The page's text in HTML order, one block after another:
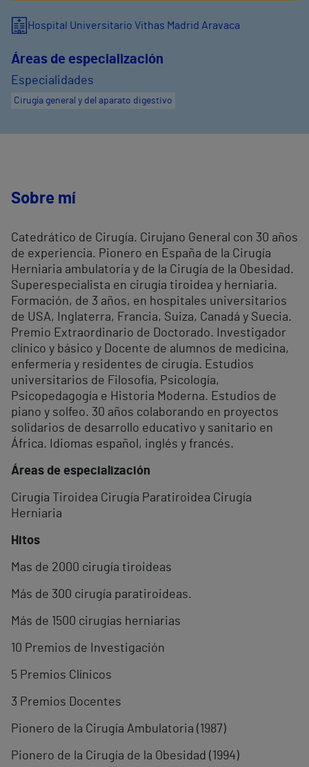
Hospital Universitario Vithas Madrid Aravaca
Áreas de especialización
Especialidades
Cirugía general y del aparato digestivo
Sobre mí
Catedrático de Cirugía. Cirujano General con 30 años
de experiencia. Pionero en España de la Cirugía
Herniaria ambulatoria y de la Cirugía de la Obesidad.
Superespecialista en cirugía tiroidea y herniaria.
Formación, de 3 años, en hospitales universitarios
de USA, Inglaterra, Francia, Suiza, Canadá y Suecia.
Premio Extraordinario de Doctorado. Investigador
clínico y básico y Docente de alumnos de medicina,
enfermería y residentes de cirugía. Estudios
universitarios de Filosofía, Psicología,
Psicopedagogía e Historia Moderna. Estudios de
piano y solfeo. 30 años colaborando en proyectos
solidarios de desarrollo educativo y sanitario en
África. Idiomas español, inglés y francés.
Áreas de especialización
Cirugía Tiroidea Cirugía Paratiroidea Cirugía
Herniaria
Hitos
Mas de 2000 cirugía tiroideas
Más de 300 cirugía paratiroideas.
Más de 1500 cirugías herniarias
10 Premios de Investigación
5 Premios Clínicos
3 Premios Docentes
Pionero de la Cirugía Ambulatoria (1987)
Pionero de la Cirugía de la Obesidad (1994)